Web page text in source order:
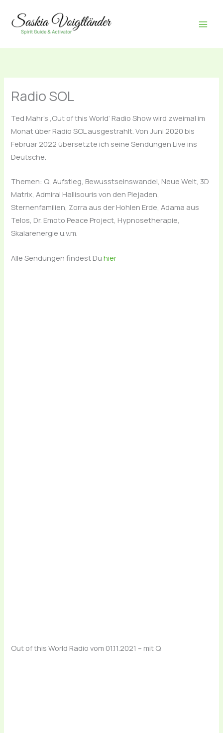
Inhalt
springen
Radio SOL
Ted Mahr’s ‚Out of this World‘ Radio Show wird zweimal im
Monat über Radio SOL ausgestrahlt. Von Juni 2020 bis
Februar 2022 übersetzte ich seine Sendungen Live ins
Deutsche.
Themen: Q, Aufstieg, Bewusstseinswandel, Neue Welt, 3D
Matrix, Admiral Hallisouris von den Plejaden,
Sternenfamilien, Zorra aus der Hohlen Erde, Adama aus
Telos, Dr. Emoto Peace Project, Hypnosetherapie,
Skalarenergie u.v.m.
Alle Sendungen findest Duhier
Out of this World Radio vom 01.11.2021 – mit Q